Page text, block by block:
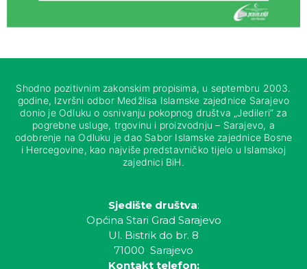
Shodno pozitivnim zakonskim propisima, u septembru 2003.
godine, Izvršni odbor Medžlisa Islamske zajednice Sarajevo
donio je Odluku o osnivanju pokopnog društva „Jedileri“ za
pogrebne usluge, trgovinu i proizvodnju – Sarajevo, a
odobrenje na Odluku je dao Sabor Islamske zajednice Bosne
i Hercegovine, kao najviše predstavničko tijelo u Islamskoj
zajednici BiH.
Sjedište društva:
Općina Stari Grad Sarajevo
Ul. Bistrik do br. 8
71000 Sarajevo
Kontakt telefon: